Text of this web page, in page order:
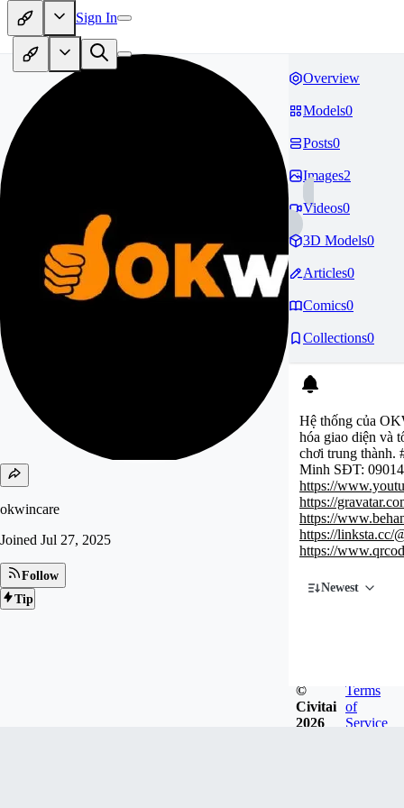
Sign In
okwincare
Joined Jul 27, 2025
Follow
Tip
Overview
Models0
Posts0
Images2
Videos0
3D Models0
Articles0
Comics0
Collections0
Hệ thống của
hóa giao diện và
chơi trung thành.
Minh SĐT:
https://
https://
https://
https://linksta.cc/
https://
Newest
©
Civitai
2026
Terms
of
Service